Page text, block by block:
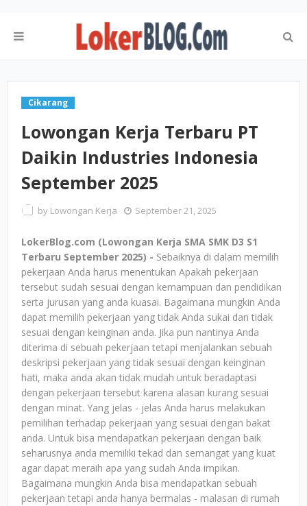
Cikarang
Lowongan Kerja Terbaru PT
Daikin Industries Indonesia
September 2025
by Lowongan Kerja September 21, 2025
LokerBlog.com (Lowongan Kerja SMA SMK D3 S1
Terbaru September 2025) - Sebaiknya di dalam memilih
pekerjaan Anda harus menentukan Apakah pekerjaan
tersebut sudah sesuai dengan kemampuan dan pendidikan
serta jurusan yang anda kuasai. Bagaimana mungkin Anda
dapat memilih pekerjaan yang tidak Anda sukai dan tidak
sesuai dengan keinginan anda. Jika pun nantinya Anda
diterima di sebuah pekerjaan tetapi menjalankan sebuah
deskripsi pekerjaan yang tidak sesuai dengan keinginan
hati, maka anda akan tidak mudah untuk beradaptasi
dengan pekerjaan tersebut karena alasan kurang sesuai
dengan minat. Yang jelas - jelas Anda harus melakukan
pemilihan terhadap pekerjaan yang sesuai dengan bakat
anda. Untuk bisa mendapatkan pekerjaan dengan baik
seharusnya anda memiliki tekad dan semangat yang kuat
agar dapat meraih apa yang sudah Anda impikan.
Bagaimana mungkin Anda bisa mendapatkan sebuah
pekerjaan tetapi anda hanya bermalas - malasan di rumah